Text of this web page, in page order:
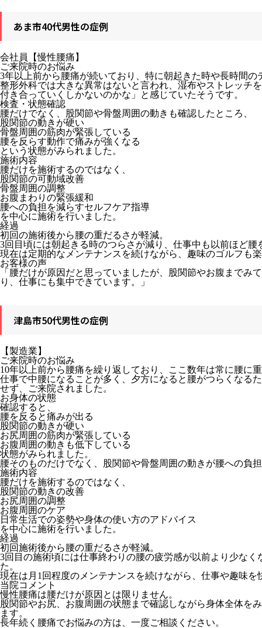
あま市40代男性の症例
会社員【慢性腰痛】
ご来院時のお悩み
3年以上前から腰痛が続いており、特に朝起きた時や長時間
整形外科では大きな異常はないと言われ、湿布やストレッチ
付き合っていくしかないのかな」と感じていたそうです。
検査・状態確認
腰だけでなく、股関節や骨盤周囲の動きも確認したところ、
股関節の動きが硬い
骨盤周囲の筋肉が緊張している
腰を反らす動作で痛みが強くなる
という状態がみられました。
施術内容
腰だけを施術するのではなく、
股関節の可動域改善
骨盤周囲の調整
お腹まわりの緊張緩和
腰への負担を減らすセルフケア指導
を中心に施術を行いました。
経過
初回の施術後から腰の重だるさが軽減。
3回目頃には朝起きる時のつらさが減り、仕事中も以前ほど腰
現在は定期的なメンテナンスを続けながら、趣味のゴルフも
お客様の声
「腰だけが原因だと思っていましたが、股関節やお腹までみ
り、仕事にも集中できています。」
津島市50代男性の症例
【製造業】
ご来院時のお悩み
10年以上前から腰痛を繰り返しており、ここ数年は常に腰に
仕事で中腰になることが多く、夕方になると腰がつらくなる
せず、ご来院されました。
お身体の状態
確認すると、
腰を反ると痛みが出る
股関節の動きが硬い
お尻周囲の筋肉が緊張している
お腹周囲の動きも低下している
状態がみられました。
腰そのものだけでなく、股関節や骨盤周囲の動きが腰への負
施術内容
腰だけを施術するのではなく、
股関節の動きの改善
お尻周囲の調整
お腹周囲のケア
日常生活での姿勢や身体の使い方のアドバイス
を中心に施術を行いました。
経過
初回施術後から腰の重だるさが軽減。
3回目の施術頃には仕事終わりの腰の疲労感が以前より少な
た。
現在は月1回程度のメンテナンスを続けながら、仕事や趣味を
当院コメント
慢性腰痛は腰だけが原因とは限りません。
股関節やお尻、お腹周囲の状態まで確認しながら身体全体を
ます。
長年続く腰痛でお悩みの方は、一度ご相談ください。